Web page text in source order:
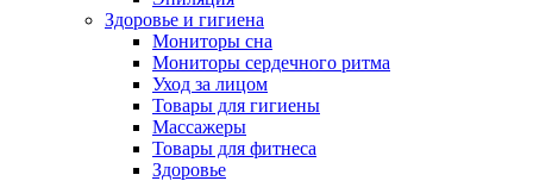
Здоровье и гигиена
Мониторы сна
Мониторы сердечного ритма
Уход за лицом
Товары для гигиены
Массажеры
Товары для фитнеса
Здоровье